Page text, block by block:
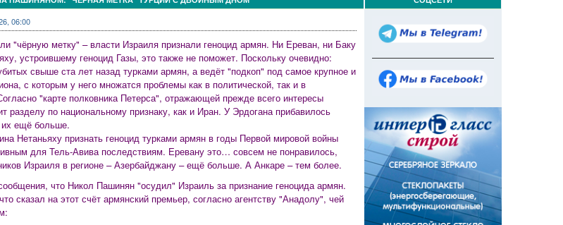
06:00
"чёрную метку" – власти Израиля признали геноцид армян. Ни Ереван, ни Баку
устроившему геноцид Газы, это также не поможет. Поскольку очевидно:
свыше ста лет назад турками армян, а ведёт "подкоп" под самое крупное и
с которым у него множатся проблемы как в политической, так и в
"карте полковника Петерса", отражающей прежде всего интересы
разделу по национальному признаку, как и Иран. У Эрдогана прибавилось
их ещё больше.
Нетаньяху признать геноцид турками армян в годы Первой мировой войны
для Тель-Авива последствиям. Еревану это… совсем не понравилось,
Израиля в регионе – Азербайджану – ещё больше. А Анкаре – тем более.
что Никол Пашинян "осудил" Израиль за признание геноцида армян.
сказал на этот счёт армянский премьер, согласно агентству "Анадолу", чей